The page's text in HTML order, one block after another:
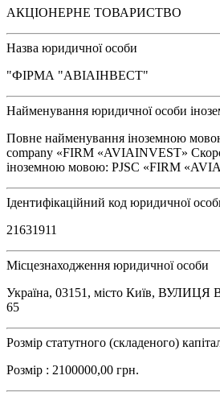
АКЦІОНЕРНЕ ТОВАРИСТВО
Назва юридичної особи
"ФІРМА "АВІАІНВЕСТ"
Найменування юридичної особи
Повне найменування іноземною
company «FIRM «AVIAINVEST»
іноземною мовою: PJSC «FIRM
Ідентифікаційний код юридичної
21631911
Місцезнаходження юридичної особи
Україна, 03151, місто Київ,
65
Розмір статутного (складеного)
Розмір : 2100000,00 грн.